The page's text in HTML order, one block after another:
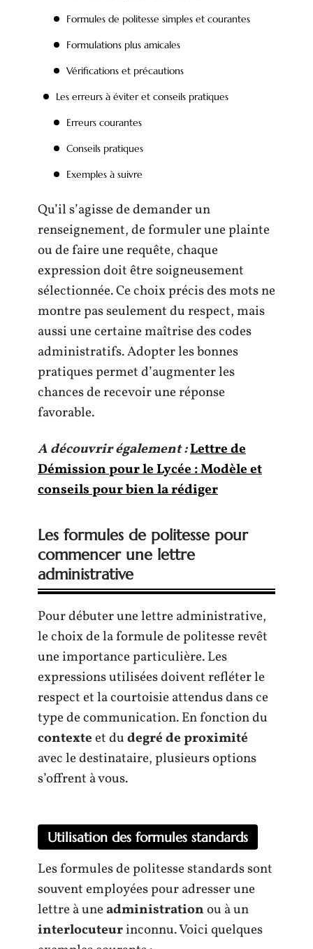
Formules de politesse simples et courantes
Formulations plus amicales
Vérifications et précautions
Les erreurs à éviter et conseils pratiques
Erreurs courantes
Conseils pratiques
Exemples à suivre
Qu’il s’agisse de demander un
renseignement, de formuler une plainte
ou de faire une requête, chaque
expression doit être soigneusement
sélectionnée. Ce choix précis des mots ne
montre pas seulement du respect, mais
aussi une certaine maîtrise des codes
administratifs. Adopter les bonnes
pratiques permet d’augmenter les
chances de recevoir une réponse
favorable.
A découvrir également :Lettre de
Démission pour le Lycée : Modèle et
conseils pour bien la rédiger
Les formules de politesse pour
commencer une lettre
administrative
Pour débuter une lettre administrative,
le choix de la formule de politesse revêt
une importance particulière. Les
expressions utilisées doivent refléter le
respect et la courtoisie attendus dans ce
type de communication. En fonction du
contexteet dudegré de proximité
avec le destinataire, plusieurs options
s’offrent à vous.
Utilisation des formules standards
Les formules de politesse standards sont
souvent employées pour adresser une
lettre à uneadministrationou à un
interlocuteurinconnu. Voici quelques